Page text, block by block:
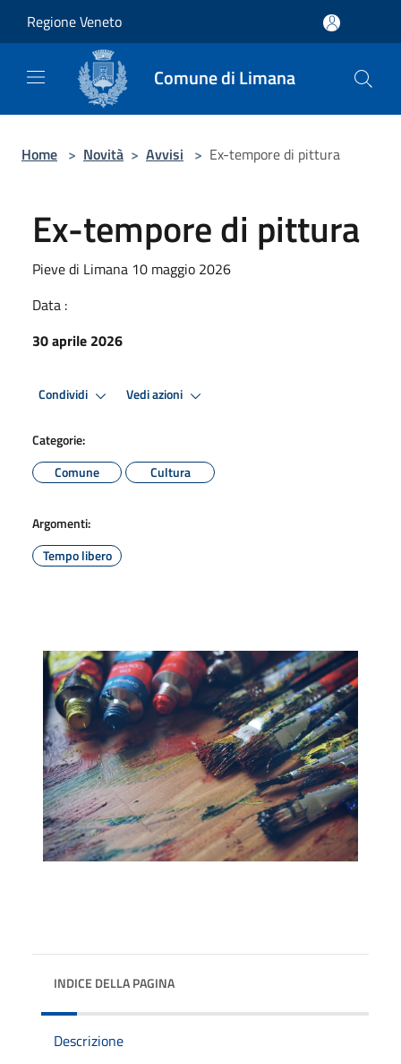
Regione Veneto
Comune di Limana
Home > Novità > Avvisi > Ex-tempore di pittura
Ex-tempore di pittura
Pieve di Limana 10 maggio 2026
Data :
30 aprile 2026
Condividi Vedi azioni
Categorie:
Comune
Cultura
Argomenti:
Tempo libero
INDICE DELLA PAGINA
Descrizione